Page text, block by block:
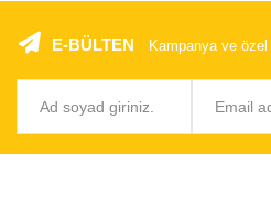
E-BÜLTEN Kampanya ve özel